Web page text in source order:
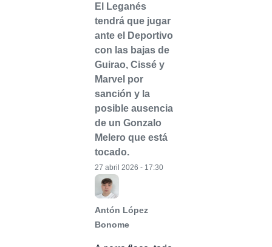
El Leganés
tendrá que jugar
ante el Deportivo
con las bajas de
Guirao, Cissé y
Marvel por
sanción y la
posible ausencia
de un Gonzalo
Melero que está
tocado.
Antón López
Bonome
27 abril 2026 - 17:30